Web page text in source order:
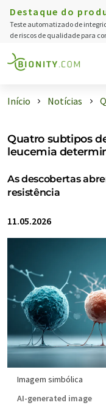
Destaque do
Teste automatizado de
de riscos de qualidade para
Início Notícias
Quatro subtipos
leucemia
As descobertas
resistência
11.05.2026
Imagem simbólica
AI-generated image